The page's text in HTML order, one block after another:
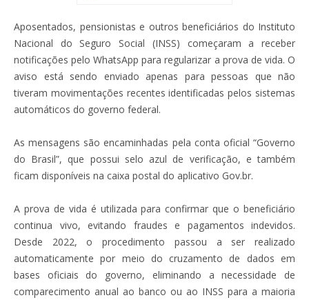
Aposentados, pensionistas e outros beneficiários do Instituto
Nacional do Seguro Social (INSS) começaram a receber
notificações pelo WhatsApp para regularizar a prova de vida. O
aviso está sendo enviado apenas para pessoas que não
tiveram movimentações recentes identificadas pelos sistemas
automáticos do governo federal.
As mensagens são encaminhadas pela conta oficial “Governo
do Brasil”, que possui selo azul de verificação, e também
ficam disponíveis na caixa postal do aplicativo Gov.br.
A prova de vida é utilizada para confirmar que o beneficiário
continua vivo, evitando fraudes e pagamentos indevidos.
Desde 2022, o procedimento passou a ser realizado
automaticamente por meio do cruzamento de dados em
bases oficiais do governo, eliminando a necessidade de
comparecimento anual ao banco ou ao INSS para a maioria